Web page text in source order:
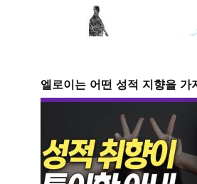
엘로이는 어떤 성적 지향을 가